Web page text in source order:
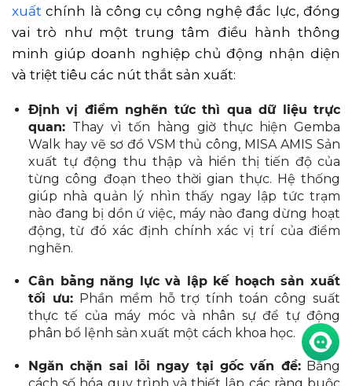
xuất chính là công cụ công nghệ đắc lực, đóng
vai trò như một trung tâm điều hành thông
minh giúp doanh nghiệp chủ động nhận diện
và triệt tiêu các nút thắt sản xuất:
Định vị điểm nghẽn tức thì qua dữ liệu trực
quan: Thay vì tốn hàng giờ thực hiện Gemba
Walk hay vẽ sơ đồ VSM thủ công, MISA AMIS Sản
xuất tự động thu thập và hiển thị tiến độ của
từng công đoạn theo thời gian thực. Hệ thống
giúp nhà quản lý nhìn thấy ngay lập tức trạm
nào đang bị dồn ứ việc, máy nào đang dừng hoạt
động, từ đó xác định chính xác vị trí của điểm
nghẽn.
Cân bằng năng lực và lập kế hoạch sản xuất
tối ưu:Phần mềm hỗ trợ tính toán công suất
thực tế của máy móc và nhân sự để tự động
phân bổ lệnh sản xuất một cách khoa học.
Ngăn chặn sai lỗi ngay tại gốc vấn đề:Bằng